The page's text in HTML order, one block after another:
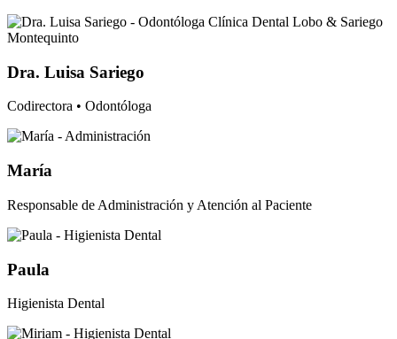
Dra. Luisa Sariego
Codirectora • Odontóloga
María
Responsable de Administración y Atención al Paciente
Paula
Higienista Dental